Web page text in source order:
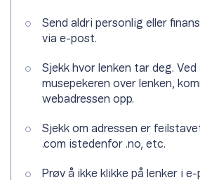
Send aldri personlig eller
via e-post.
Sjekk hvor lenken tar deg. Ved
musepekeren over lenken,
webadressen opp.
Sjekk om adressen er
.com istedenfor .no, etc.
Prøv å ikke klikke på lenker i